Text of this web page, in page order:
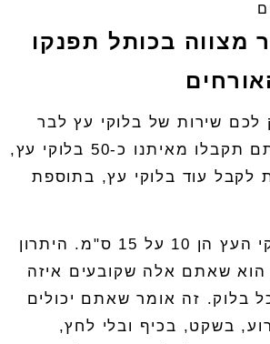
מצווה בכותל תפנקו
לכם שירות של בלוקי עץ לבר
. אתם תקבלו מאיתנו כ-50 בלוקי עץ,
לקבל עוד בלוקי עץ, בתוספת
העץ
הן 10 על 15 ס"מ. היתרון
שאתם אלה שקובעים איזה
בלוק. זה אומר שאתם יכולים
בשקט, בכיף ובלי לחץ,